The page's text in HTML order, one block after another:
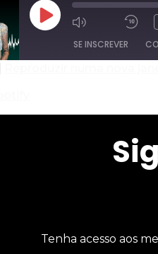
SE INSCREVER
Tenha acesso aos